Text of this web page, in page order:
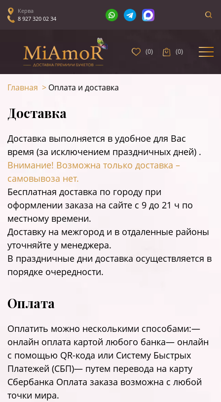
Керва
8 927 320 02 34
(0) (0)
Главная > Оплата и доставка
Доставка
Доставка выполняется в удобное для Вас
время (за исключением праздничных дней) .
Внимание! Возможна только доставка –
самовывоза нет.
Бесплатная доставка по городу при
оформлении заказа на сайте c 9 до 21 ч по
местному времени.
Доставку на межгород и в отдаленные районы
уточняйте у менеджера.
В праздничные дни доставка осуществляется в
порядке очередности.
Оплата
Оплатить можно несколькими способами:—
онлайн оплата картой любого банка— онлайн
с помощью QR-кода или Систему Быстрых
Платежей (СБП)— путем перевода на карту
Сбербанка Оплата заказа возможна с любой
точки мира.